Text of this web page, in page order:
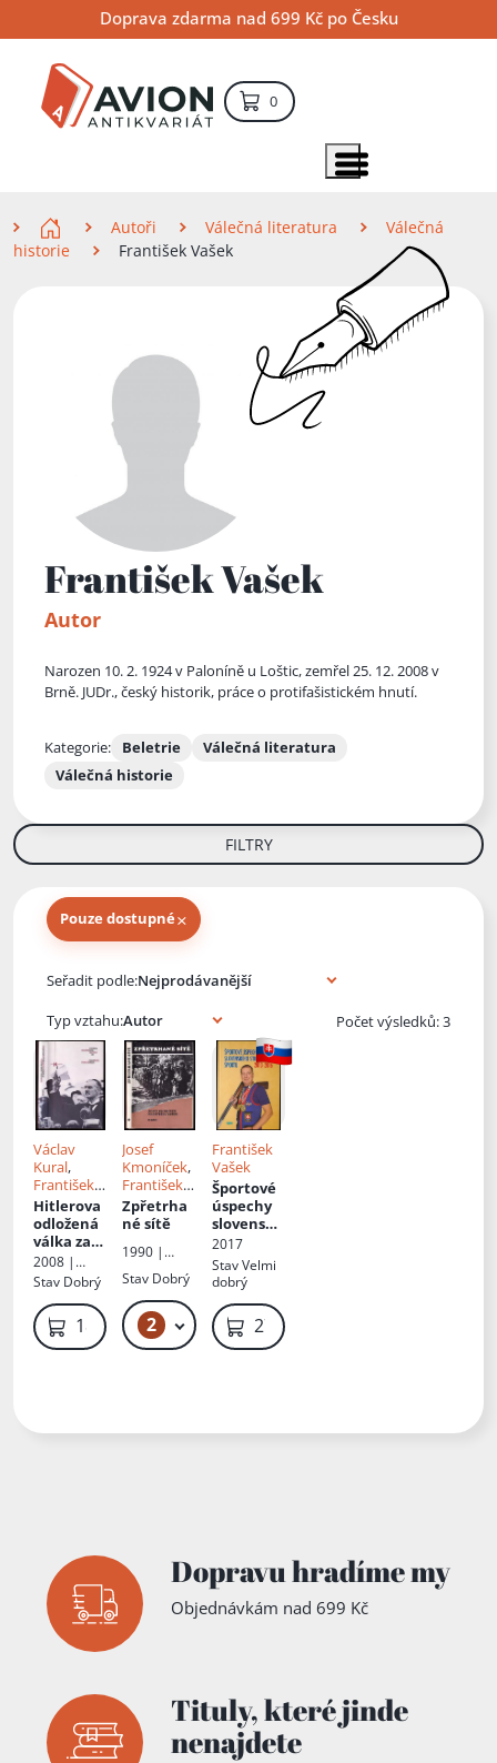
na
obsah
na
navigaci
na
vyhledávání
Doprava zdarma nad 699 Kč po Česku
0položek – košík
Zobrazit položky menu
Autoři Válečná literatura
Válečná
historie
František Vašek
František Vašek
Autor
Narozen 10. 2. 1924 v Paloníně u Loštic, zemřel 25. 12. 2008 v
Brně. JUDr., český historik, práce o protifašistickém hnutí.
Kategorie: Beletrie
Válečná literatura
Válečná historie
FILTRY
Pouze dostupné×
Seřadit podle:
Typ vztahu:
Počet výsledků: 3
Václav
Kural,
František
Vašek
Hitlerova
odložená
válka za
zničení
ČSR
2008 |
Academia
Stav Dobrý
189 Kč
Josef
Kmoníček,
František
Vašek
Zpřetrha
né sítě
1990 |
Stav Dobrý
2 59 Kč
František
Vašek
Športové
úspechy
slovenské
ho
strelecké
ho športu
: roky
2013 až
2016
2017
StavVelmi
dobrý
279 Kč
Dopravu hradíme my
Objednávkám nad 699 Kč
Tituly,které jinde
nenajdete